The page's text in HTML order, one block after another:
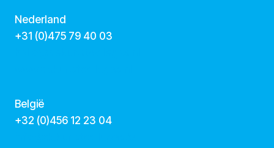
Nederland
+31 (0)475 79 40 03
België
‭+32 (0)456 12 23 04‬